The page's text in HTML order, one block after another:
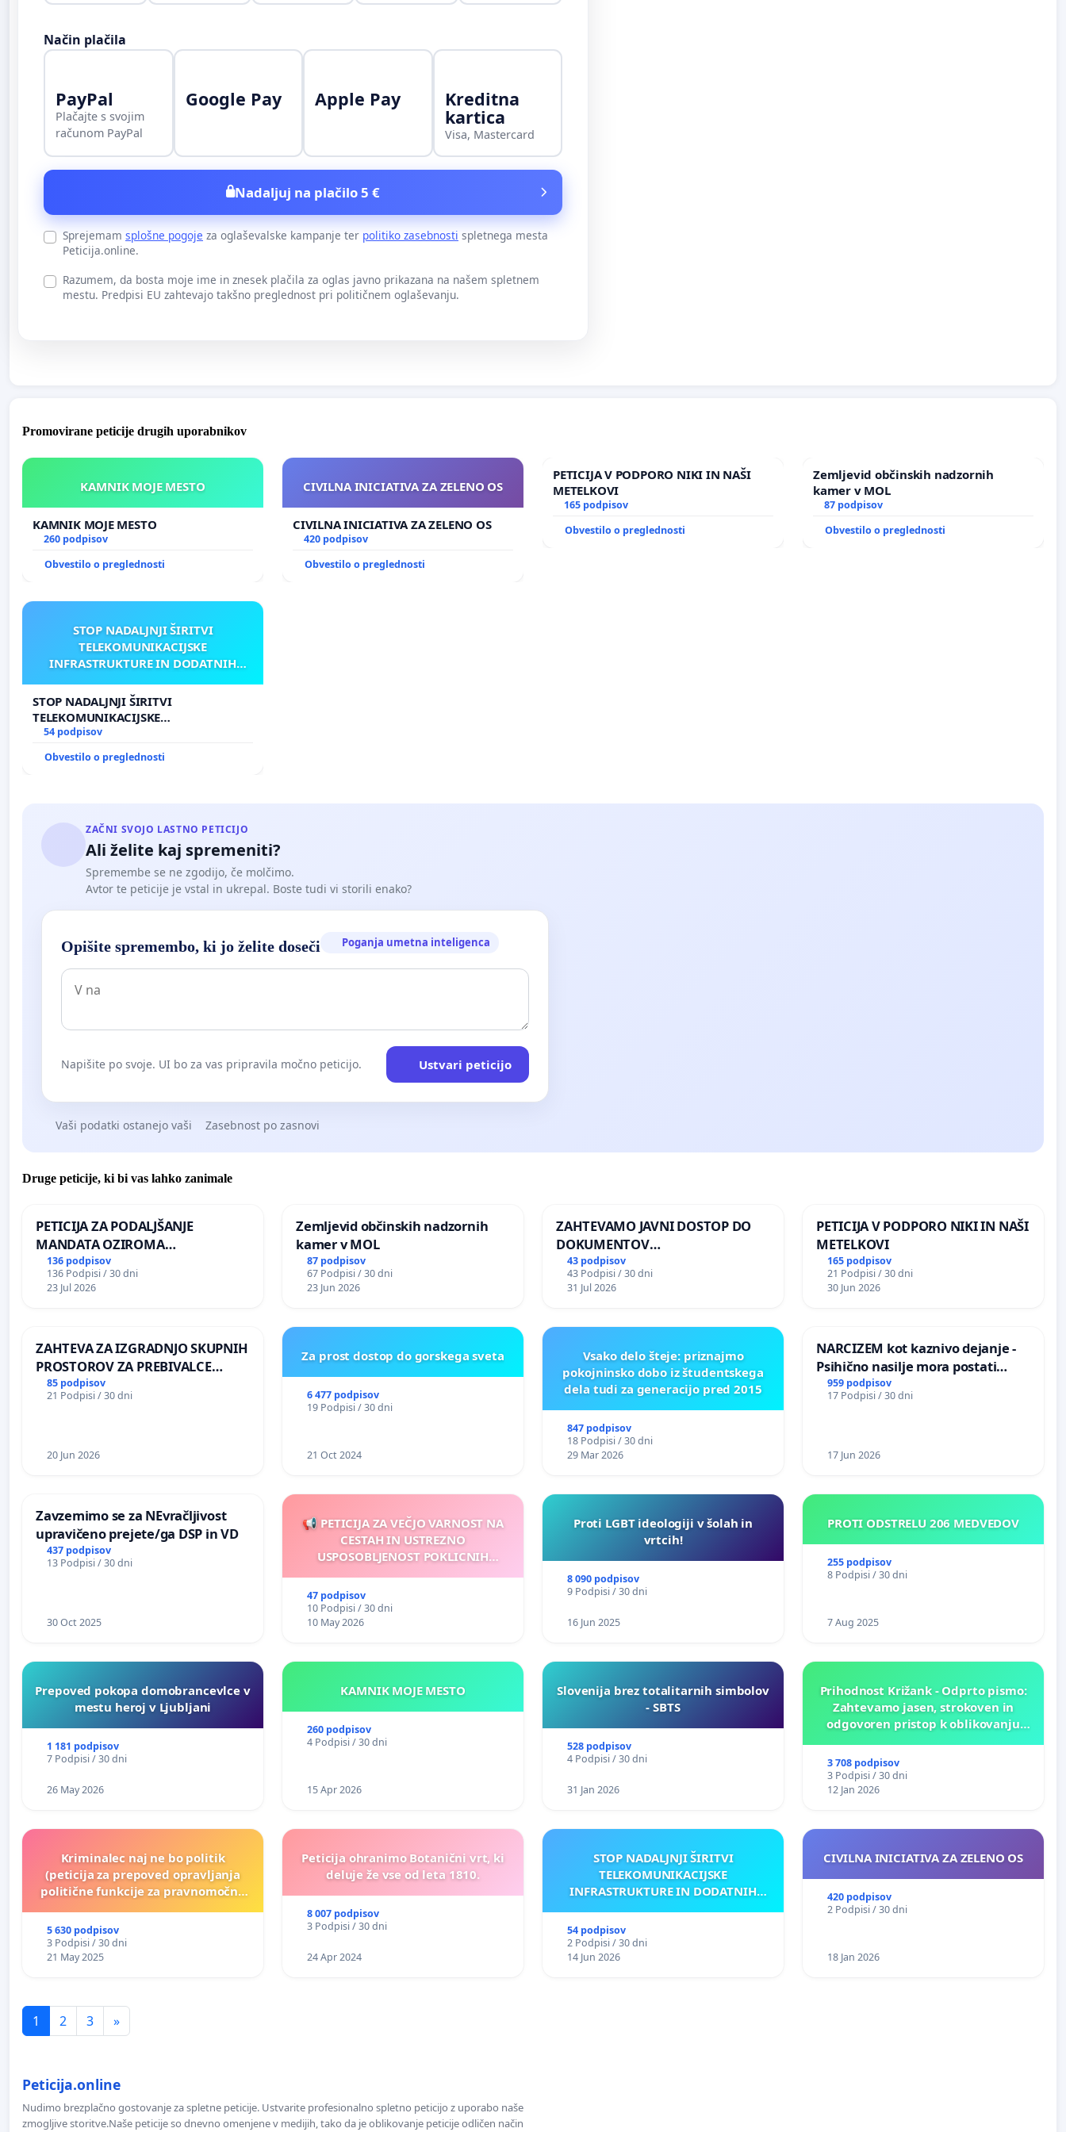
Način plačila
PayPal
Plačajte s svojim
računom PayPal
Google Pay Apple Pay Kreditna
kartica
Visa, Mastercard
Nadaljuj na plačilo 5 €
Sprejemam splošne pogoje za oglaševalske kampanje ter politiko zasebnosti spletnega mesta
Peticija.online.
Razumem, da bosta moje ime in znesek plačila za oglas javno prikazana na našem spletnem
mestu. Predpisi EU zahtevajo takšno preglednost pri političnem oglaševanju.
Promovirane peticije drugih uporabnikov
KAMNIK MOJE MESTO
KAMNIK MOJE MESTO
260 podpisov
Obvestilo o preglednosti
CIVILNA INICIATIVA ZA ZELENO OS
CIVILNA INICIATIVA ZA ZELENO OS
420 podpisov
Obvestilo o preglednosti
PETICIJA V PODPORO NIKI IN NAŠI
METELKOVI
165 podpisov
Obvestilo o preglednosti
Zemljevid občinskih nadzornih
kamer v MOL
87 podpisov
Obvestilo o preglednosti
STOP NADALJNJI ŠIRITVI
TELEKOMUNIKACIJSKE
INFRASTRUKTURE IN DODATNIH
STOP NADALJNJI ŠIRITVI
TELEKOMUNIKACIJSKE
INFRASTRUKTURE IN DODATNIH
54 podpisov
Obvestilo o preglednosti
ZAČNI SVOJO LASTNO PETICIJO
Ali želite kaj spremeniti?
Spremembe se ne zgodijo, če molčimo.
Avtor te peticije je vstal in ukrepal. Boste tudi vi storili enako?
Opišite spremembo, ki jo želite doseči Poganja umetna inteligenca
Napišite po svoje. UI bo za vas pripravila močno peticijo. Ustvari peticijo
Vaši podatki ostanejo vaši Zasebnost po zasnovi
Druge peticije, ki bi vas lahko zanimale
PETICIJA ZA PODALJŠANJE
MANDATA OZIROMA
ČIMPREJŠNJO PONOVNO
NAPOTITEV GOSPODA BERNARDA
ŠRAJNERJA NA VELEPOSLANIŠTVO
136 podpisov
136 Podpisi / 30 dni
23 Jul 2026
Zemljevid občinskih nadzornih
kamer v MOL
87 podpisov
67 Podpisi / 30 dni
23 Jun 2026
ZAHTEVAMO JAVNI DOSTOP DO
DOKUMENTOV
PARLAMENTARNIH
PREISKOVALNIH KOMISIJ O
ILEGALNI TRGOVINI Z OROŽJEM
43 podpisov
43 Podpisi / 30 dni
31 Jul 2026
PETICIJA V PODPORO NIKI IN NAŠI
METELKOVI
165 podpisov
21 Podpisi / 30 dni
30 Jun 2026
ZAHTEVA ZA IZGRADNJO SKUPNIH
PROSTOROV ZA PREBIVALCE
KRAJEVNE SKUPNOSTI
PRESTRANEK
85 podpisov
21 Podpisi / 30 dni
20 Jun 2026
Za prost dostop do gorskega sveta
6 477 podpisov
19 Podpisi / 30 dni
21 Oct 2024
Vsako delo šteje: priznajmo
pokojninsko dobo iz študentskega
dela tudi za generacijo pred 2015
847 podpisov
18 Podpisi / 30 dni
29 Mar 2026
NARCIZEM kot kaznivo dejanje -
Psihično nasilje mora postati
enako prepoznano kot fizično
nasilje
959 podpisov
17 Podpisi / 30 dni
17 Jun 2026
Zavzemimo se za NEvračljivost
upravičeno prejete/ga DSP in VD
437 podpisov
13 Podpisi / 30 dni
30 Oct 2025
📢 PETICIJA ZA VEČJO VARNOST NA
CESTAH IN USTREZNO
USPOSOBLJENOST POKLICNIH
47 podpisov
10 Podpisi / 30 dni
10 May 2026
Proti LGBT ideologiji v šolah in
vrtcih!
8 090 podpisov
9 Podpisi / 30 dni
16 Jun 2025
PROTI ODSTRELU 206 MEDVEDOV
255 podpisov
8 Podpisi / 30 dni
7 Aug 2025
Prepoved pokopa domobrancevlce v
mestu heroj v Ljubljani
1 181 podpisov
7 Podpisi / 30 dni
26 May 2026
KAMNIK MOJE MESTO
260 podpisov
4 Podpisi / 30 dni
15 Apr 2026
Slovenija brez totalitarnih simbolov
- SBTS
528 podpisov
4 Podpisi / 30 dni
31 Jan 2026
Prihodnost Križank - Odprto pismo:
Zahtevamo jasen, strokoven in
odgovoren pristop k oblikovanju
3 708 podpisov
3 Podpisi / 30 dni
12 Jan 2026
Kriminalec naj ne bo politik
(peticija za prepoved opravljanja
politične funkcije za pravnomočno
5 630 podpisov
3 Podpisi / 30 dni
21 May 2025
Peticija ohranimo Botanični vrt, ki
deluje že vse od leta 1810.
8 007 podpisov
3 Podpisi / 30 dni
24 Apr 2024
STOP NADALJNJI ŠIRITVI
TELEKOMUNIKACIJSKE
INFRASTRUKTURE IN DODATNIH
54 podpisov
2 Podpisi / 30 dni
14 Jun 2026
CIVILNA INICIATIVA ZA ZELENO OS
420 podpisov
2 Podpisi / 30 dni
18 Jan 2026
1 2 3 »
Peticija.online
Nudimo brezplačno gostovanje za spletne peticije. Ustvarite profesionalno spletno peticijo z uporabo naše
zmogljive storitve.Naše peticije so dnevno omenjene v medijih, tako da je oblikovanje peticije odličen način